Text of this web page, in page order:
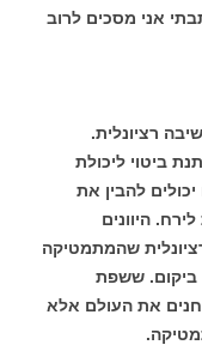
אני מסכים לרוב
רציונלית.
ביטוי ליכולת
להבין את
היוונים
שהמתמטיקה
ביקום. ששפת
את העולם אלא